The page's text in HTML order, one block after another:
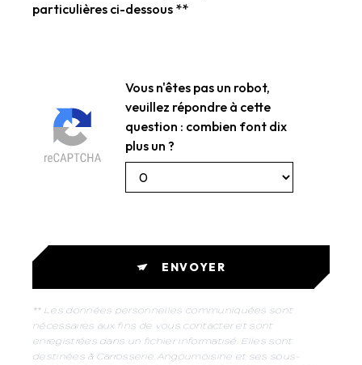
particulières ci-dessous **
Vous n'êtes pas un robot,
veuillez répondre à cette
question : combien font dix
plus un ?
ENVOYER
** Les données personnelles communiquées sont
nécessaires aux fins de vous contacter et sont
enregistrées dans un fichier informatisé. Elles sont
destinées à Carrosserie Angoumoisine et ses sous-